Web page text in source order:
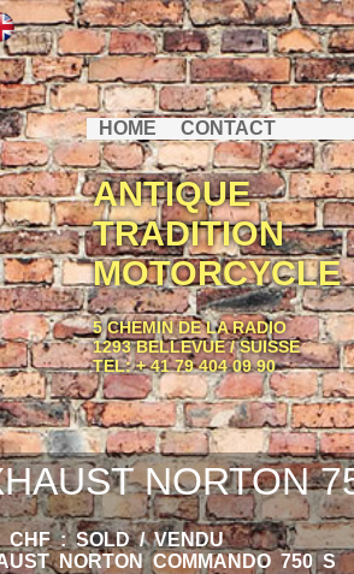
HOME CONTACT
ANTIQUE
TRADITION
MOTORCYCLE
5 CHEMIN DE LA RADIO
1293 BELLEVUE / SUISSE
TEL: + 41 79 404 09 90
NORTON
CHF : SOLD / VENDU
NORTON COMMANDO 750 S